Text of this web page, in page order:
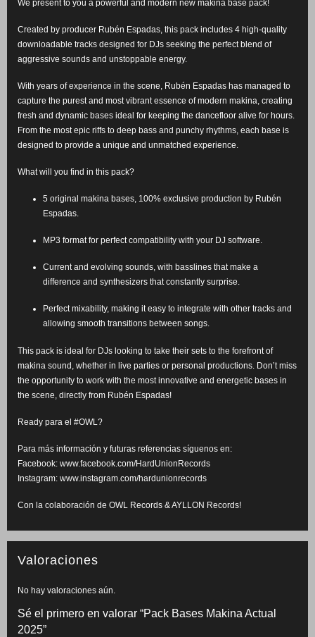
We present to you a powerful and modern new makina base pack!
Created by producer Rubén Espadas, this pack includes 4 high-quality
downloadable tracks designed for DJs seeking the perfect blend of
aggressive sounds and unstoppable energy.
With years of experience in the scene, Rubén Espadas has managed to
capture the purest and most vibrant essence of modern makina, creating
fresh and dynamic bases ideal for keeping the dancefloor alive for hours.
From the most epic riffs to deep bass and punchy rhythms, each base is
designed to provide a unique and unmatched experience.
What will you find in this pack?
5 original makina bases, 100% exclusive production by Rubén
Espadas.
MP3 format for perfect compatibility with your DJ software.
Current and evolving sounds, with basslines that make a
difference and synthesizers that constantly surprise.
Perfect mixability, making it easy to integrate with other tracks and
allowing smooth transitions between songs.
This pack is ideal for DJs looking to take their sets to the forefront of
makina sound, whether in live parties or personal productions. Don’t miss
the opportunity to work with the most innovative and energetic bases in
the scene, directly from Rubén Espadas!
Ready para el #OWL?
Para más información y futuras referencias síguenos en:
Facebook: www.facebook.com/HardUnionRecords
Instagram: www.instagram.com/hardunionrecords
Con la colaboración de OWL Records & AYLLON Records!
Valoraciones
No hay valoraciones aún.
Sé el primero en valorar “Pack Bases Makina Actual
2025”